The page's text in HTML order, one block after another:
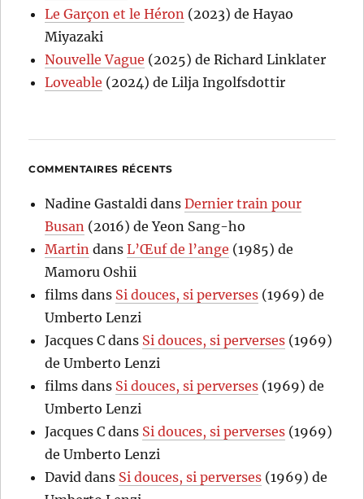
Le Garçon et le Héron (2023) de Hayao
Miyazaki
Nouvelle Vague (2025) de Richard Linklater
Loveable (2024) de Lilja Ingolfsdottir
COMMENTAIRES RÉCENTS
Nadine Gastaldi dansDernier train pour
Busan (2016) de Yeon Sang-ho
Martin dansL’Œuf de l’ange (1985) de
Mamoru Oshii
films dans Si douces, si perverses (1969) de
Umberto Lenzi
Jacques C dans Si douces, si perverses (1969)
de Umberto Lenzi
films dans Si douces, si perverses (1969) de
Umberto Lenzi
Jacques C dans Si douces, si perverses (1969)
de Umberto Lenzi
David dans Si douces, si perverses (1969) de